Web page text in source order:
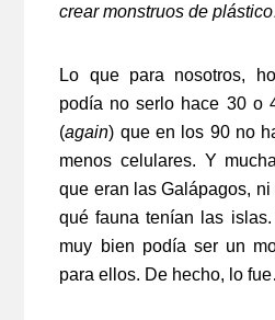
crear monstruos de
Lo que para nosotros,
podía no serlo hace 30 o
(again) que en los 90 no
menos celulares. Y
que eran las Galápagos,
qué fauna tenían las
muy bien podía ser un
para ellos. De hecho, lo